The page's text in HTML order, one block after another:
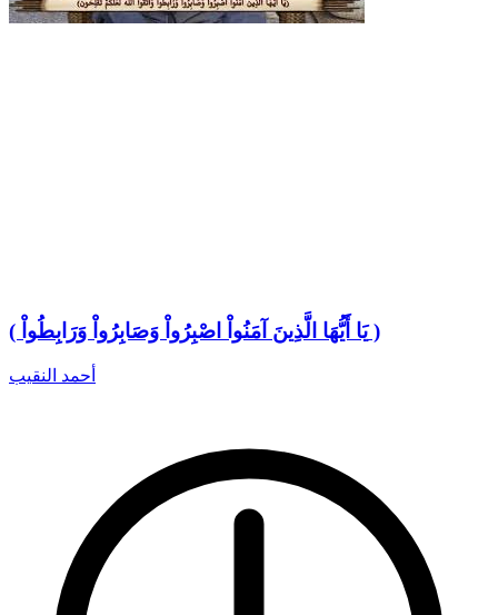
( يَا أَيُّهَا الَّذِينَ آمَنُواْ اصْبِرُواْ وَصَابِرُواْ وَرَابِطُواْ )
أحمد النقيب